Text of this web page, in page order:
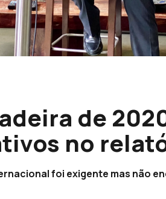
de
no
foi exigente mas não